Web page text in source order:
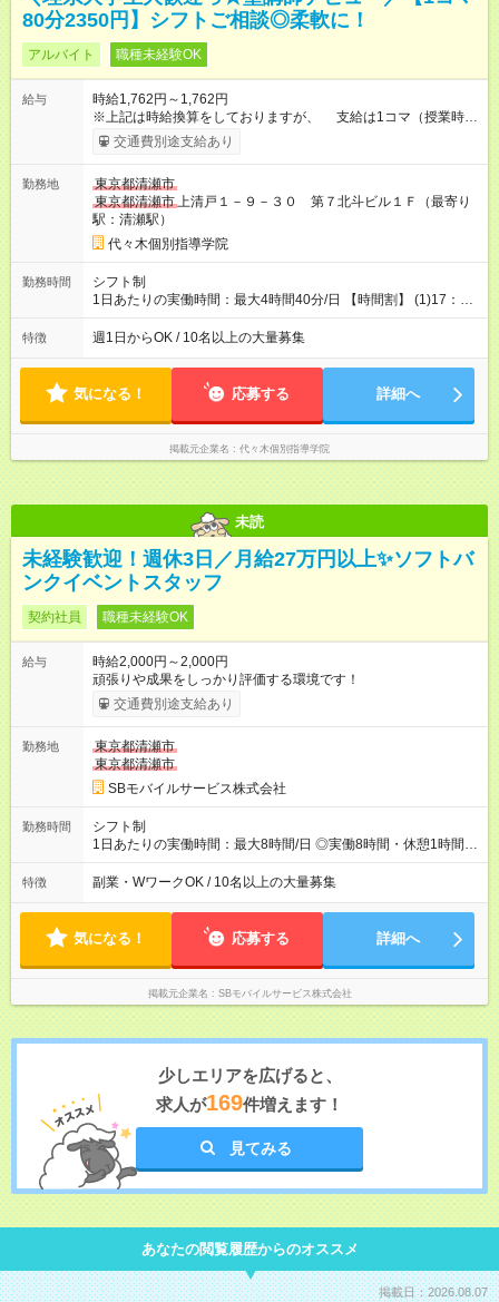
80分2350円】シフトご相談◎柔軟に！
アルバイト 職種未経験OK
給与
時給1,762円～1,762円
※上記は時給換算をしておりますが、 支給は1コマ（授業時間
は80分）ごととなります。 【授業1コマ(80分)】2,350円 ※未経
験でも授業1コマ2,350円スタート！ ※大学受験英語・数3・物
と・・・】2,350円×2コマ=4,700円 【1日3コマ担当する
と・・・】2,350円×3コマ=7,050円 【試用期間】試用期間なし
交通費別途支給あり
勤務地
東京都清瀬市
東京都清瀬市上清戸１－９－３０ 第７北斗ビル１Ｆ（最寄り
駅：清瀬駅）
代々木個別指導学院
勤務時間
シフト制
1日あたりの実働時間：最大4時間40分/日 【時間割】 (1)17：00
～18：20 (2)18：40～20：00 (3)20：10～21：30 ＊週1日・1
コマからの勤務もＯＫ！ ＊残業なし！22時には完全撤収です◎
特徴 週1日からOK / 10名以上の大量募集
気になる！ 応募する 詳細へ
掲載元企業名 代々木個別指導学院
未読
未経験歓迎！週休3日／月給27万円以上✨ソフトバ
ンクイベントスタッフ
契約社員 職種未経験OK
給与
時給2,000円～2,000円
頑張りや成果をしっかり評価する環境です！
交通費別途支給あり
勤務地
東京都清瀬市
東京都清瀬市
SBモバイルサービス株式会社
勤務時間
シフト制
1日あたりの実働時間：最大8時間/日 ◎実働8時間・休憩1時間 ◎
残業は月平均5時間程度です
特徴 副業・WワークOK / 10名以上の大量募集
気になる！ 応募する 詳細へ
掲載元企業名 SBモバイルサービス株式会社
少しエリアを広げると、
求人が169件増えます！
見てみる
あなたの閲覧履歴からのオススメ
掲載日：2026.08.07